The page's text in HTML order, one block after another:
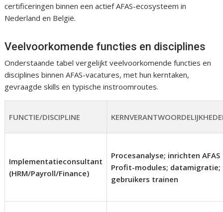
certificeringen binnen een actief AFAS-ecosysteem in
Nederland en België.
Veelvoorkomende functies en disciplines
Onderstaande tabel vergelijkt veelvoorkomende functies en
disciplines binnen AFAS-vacatures, met hun kerntaken,
gevraagde skills en typische instroomroutes.
FUNCTIE/DISCIPLINE
Implementatieconsultant
(HRM/Payroll/Finance)
Procesanalyse; inrichten AFAS
Profit-modules; datamigratie;
gebruikers trainen